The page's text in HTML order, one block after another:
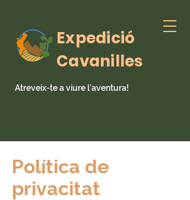
Expedició
Cavanilles
Atreveix-te a viure l'aventura!
Política de
privacitat